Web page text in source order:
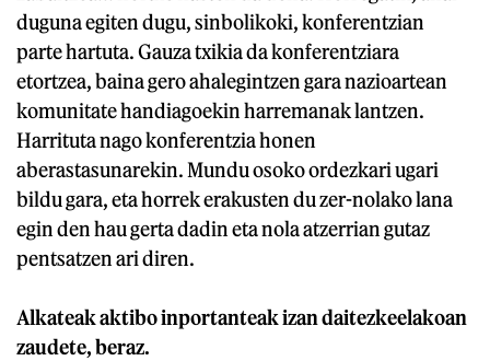
duguna egiten dugu, sinbolikoki, konferentzian
parte hartuta. Gauza txikia da konferentziara
etortzea, baina gero ahalegintzen gara nazioartean
komunitate handiagoekin harremanak lantzen.
Harrituta nago konferentzia honen
aberastasunarekin. Mundu osoko ordezkari ugari
bildu gara, eta horrek erakusten du zer-nolako lana
egin den hau gerta dadin eta nola atzerrian gutaz
pentsatzen ari diren.
Alkateak aktibo inportanteak izan daitezkeelakoan
zaudete, beraz.